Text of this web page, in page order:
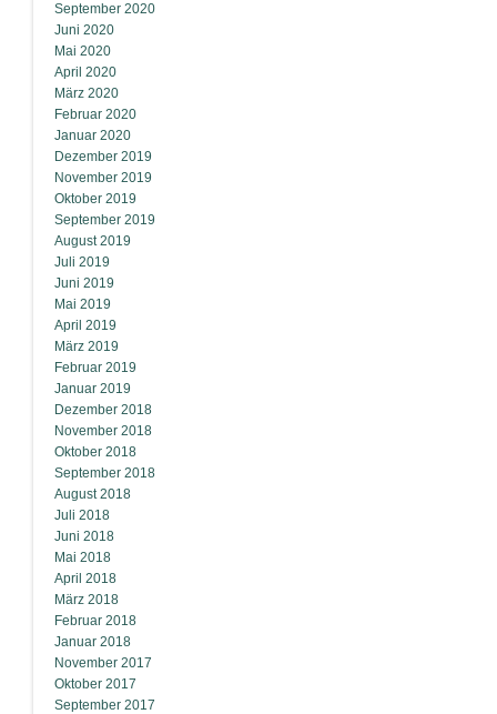
September 2020
Juni 2020
Mai 2020
April 2020
März 2020
Februar 2020
Januar 2020
Dezember 2019
November 2019
Oktober 2019
September 2019
August 2019
Juli 2019
Juni 2019
Mai 2019
April 2019
März 2019
Februar 2019
Januar 2019
Dezember 2018
November 2018
Oktober 2018
September 2018
August 2018
Juli 2018
Juni 2018
Mai 2018
April 2018
März 2018
Februar 2018
Januar 2018
November 2017
Oktober 2017
September 2017